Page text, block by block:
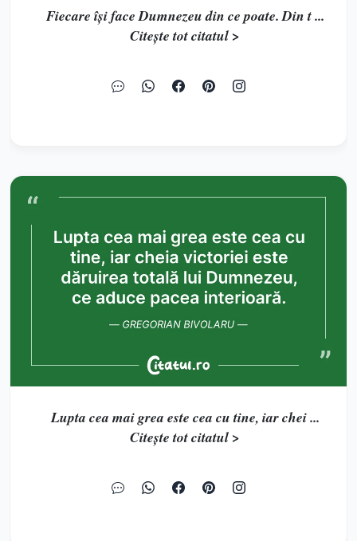
Fiecare îşi face Dumnezeu din ce poate. Din t ...
Citește tot citatul >
Lupta cea mai grea este cea cu tine, iar chei ...
Citește tot citatul >